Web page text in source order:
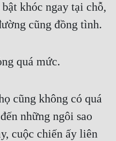
khóc ngay tại chỗ,
cũng đồng tình.
quá mức.
cũng không có quá
những ngôi sao
cuộc chiến ấy liên